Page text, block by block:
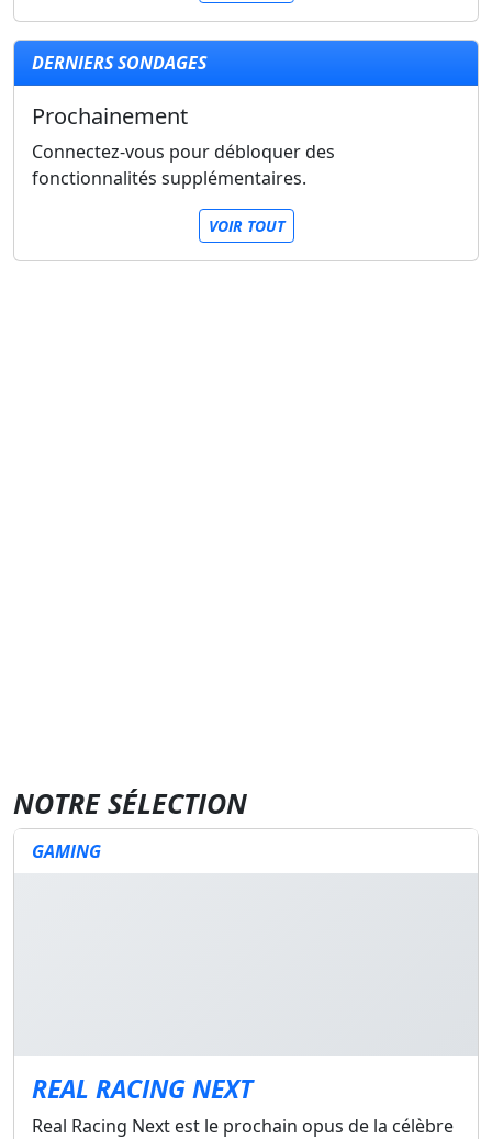
DERNIERS SONDAGES
Prochainement
Connectez-vous pour débloquer des
fonctionnalités supplémentaires.
VOIR TOUT
NOTRE SÉLECTION
GAMING
REAL RACING NEXT
Real Racing Next est le prochain opus de la célèbre